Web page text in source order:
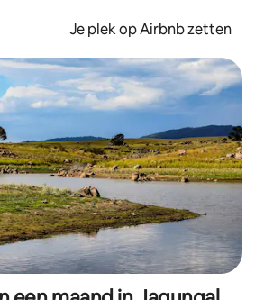
Je plek op Airbnb zetten